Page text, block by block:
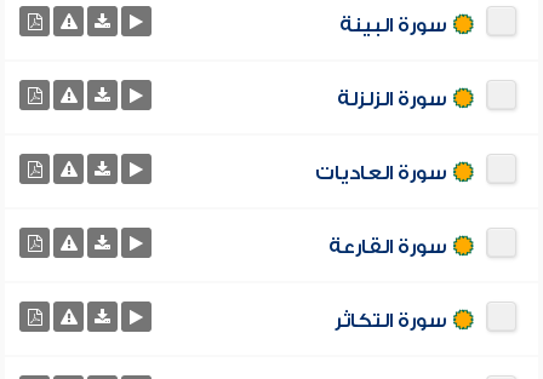
سورة البينة
سورة الزلزلة
سورة العاديات
سورة القارعة
سورة التكاثر